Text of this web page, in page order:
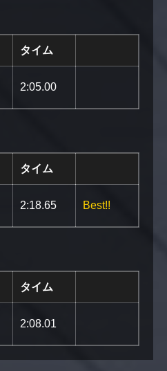
タイム
https://youtu.be/
2:05.00
タイム
https://youtu.be/
2:18.65 Best!!
タイム
https://youtu.be/
2:08.01